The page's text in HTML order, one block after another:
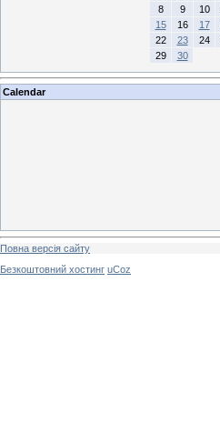
8
9 10
15
16 17
22
23 24
29
30
Calendar
Повна версія сайту
Безкоштовний хостинг uCoz